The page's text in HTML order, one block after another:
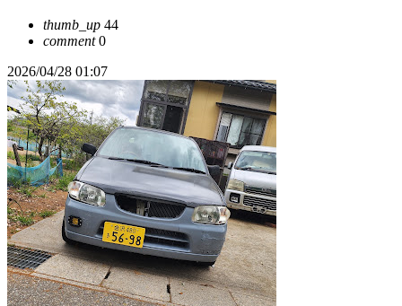
thumb_up 44
comment0
2026/04/28 01:07